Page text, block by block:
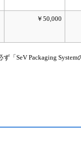
￥50,000
「SeV Packaging